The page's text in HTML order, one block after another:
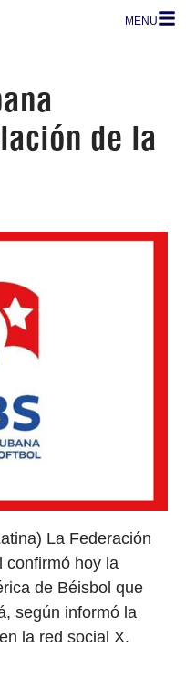
MENU
de la
La Federación
confirmó hoy la
de Béisbol que
según informó la
la red social X.